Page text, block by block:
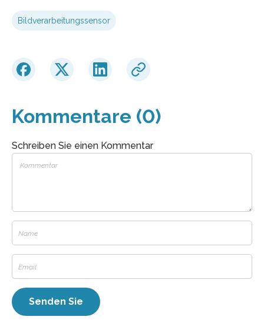
Bildverarbeitungssensor
Kommentare (0)
Schreiben Sie einen Kommentar